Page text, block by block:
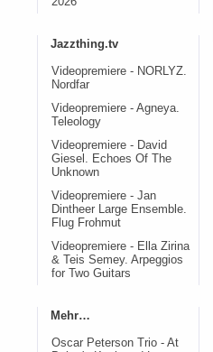
Jazzthing.tv
Videopremiere - NORLYZ.
Nordfar
Videopremiere - Agneya.
Teleology
Videopremiere - David
Giesel. Echoes Of The
Unknown
Videopremiere - Jan
Dintheer Large Ensemble.
Flug Frohmut
Videopremiere - Ella Zirina
& Teis Semey. Arpeggios
for Two Guitars
Mehr…
Oscar Peterson Trio - At